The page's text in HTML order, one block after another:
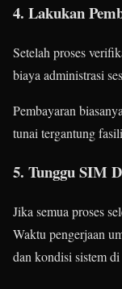
4. Lakukan
Setelah proses
biaya administrasi
Pembayaran
tunai tergantung
5. Tunggu SIM
Jika semua proses
Waktu pengerjaan
dan kondisi sistem di